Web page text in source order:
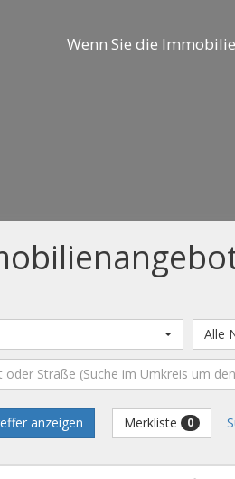
Wenn Sie die
Alle
anzeigen Merkliste 0